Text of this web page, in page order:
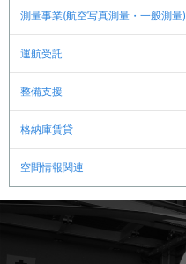
測量事業(航空写真測量・一般測量)
運航受託
整備支援
格納庫賃貸
空間情報関連